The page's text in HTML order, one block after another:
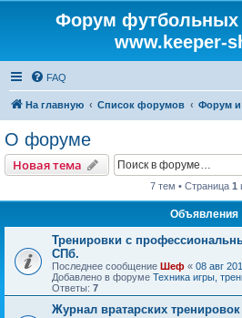
Форум футбольных
www.keeper-
FAQ
На главную Список форумов Форум и
О форуме
Новая тема
7 тем • Страница 1
Объявления
Тренировки с
СПб.
Последнее сообщение Шеф « 08 авг
Добавлено в форуме Техника игры,
Ответы: 7
Журнал вратарских